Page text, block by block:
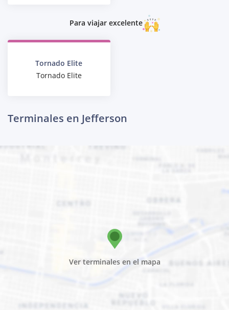
Para viajar excelente
Tornado Elite
Tornado Elite
Terminales en Jefferson
Ver terminales en el mapa